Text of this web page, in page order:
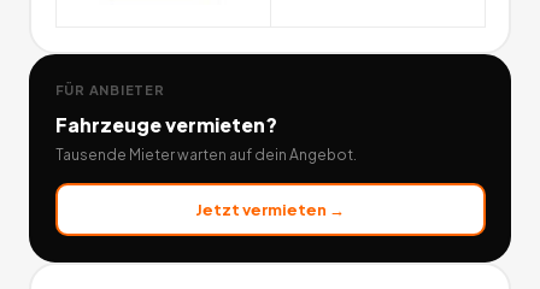
FÜR ANBIETER
Fahrzeugevermieten?
Tausende Mieter warten auf dein Angebot.
Jetzt vermieten →